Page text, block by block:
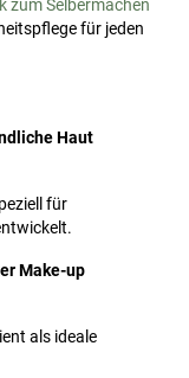
zum Selbermachen
für jeden
Haut
für
Make-up
als ideale